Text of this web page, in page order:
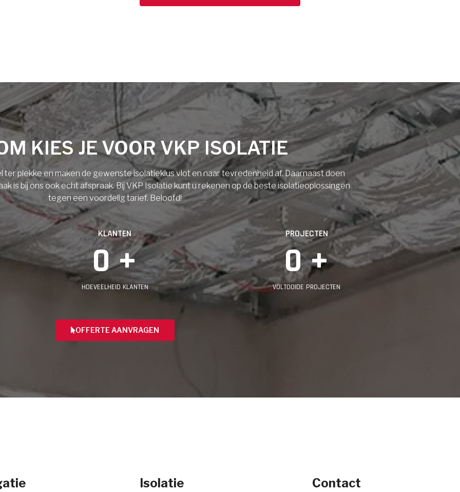
KIES JE VOOR VKP ISOLATIE
ter plekke en maken de gewenste isolatieklus vlot en naar tevredenheid af. Daarnaast doen
is bij ons ook echt afspraak. Bij VKP Isolatie kunt u rekenen op de beste isolatieoplossingen
tegen een voordelig tarief. Beloofd!
KLANTEN
0 +
HOEVEELHEID KLANTEN
PROJECTEN
0 +
VOLTOOIDE PROJECTEN
OFFERTE AANVRAGEN
Isolatie Contact